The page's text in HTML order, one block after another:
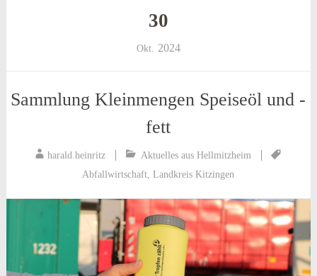
30
Okt. 2024
Sammlung Kleinmengen Speiseöl und -
fett
harald.heinritz
Aktuelles aus Hellmitzheim
Abfallwirtschaft ,Landkreis Kitzingen